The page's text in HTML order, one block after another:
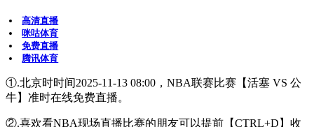
高清直播
咪咕体育
免费直播
腾讯体育
①.北京时时间2025-11-13 08:00，NBA联赛比赛【活塞 VS 公
牛】准时在线免费直播。
②.喜欢看NBA现场直播比赛的朋友可以提前【CTRL+D】收